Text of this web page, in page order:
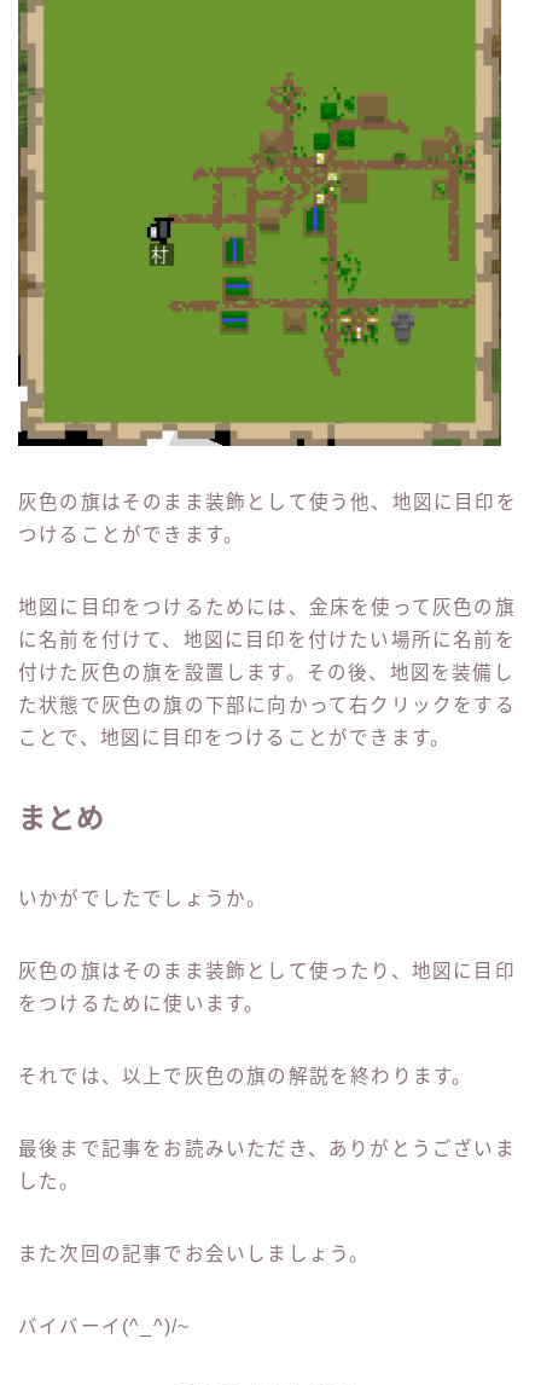
灰色の旗はそのまま装飾として使う他、地図に目印を
つけることができます。
地図に目印をつけるためには、金床を使って灰色の旗
に名前を付けて、地図に目印を付けたい場所に名前を
付けた灰色の旗を設置します。その後、地図を装備し
た状態で灰色の旗の下部に向かって右クリックをする
ことで、地図に目印をつけることができます。
まとめ
いかがでしたでしょうか。
灰色の旗はそのまま装飾として使ったり、地図に目印
をつけるために使います。
それでは、以上で灰色の旗の解説を終わります。
最後まで記事をお読みいただき、ありがとうございま
した。
また次回の記事でお会いしましょう。
バイバーイ(^_^)/~